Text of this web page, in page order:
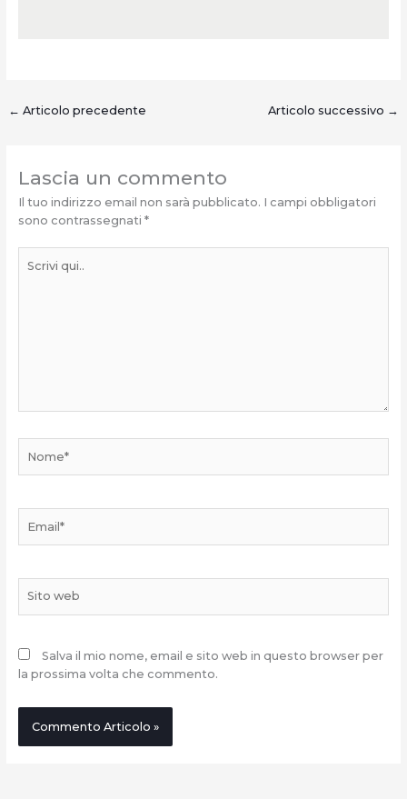
← Articolo precedente Articolo successivo →
Lascia un commento
Il tuo indirizzo email non sarà pubblicato. I campi obbligatori
sono contrassegnati *
qui..
web
Salva il mio nome, email e sito web in questo browser per
la prossima volta che commento.